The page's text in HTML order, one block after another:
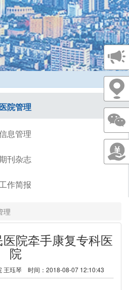
医院管理
息管理
刊杂志
作简报
理
院牵手康复专科医
院
王珏琴 时间：2018-08-07 12:10:43